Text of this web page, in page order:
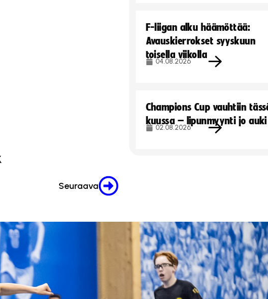
Seuraava
F-liigan alku häämöttää:
Avauskierrokset syyskuun
toisella viikolla
04.08.2026
Champions Cup vauhtiin
kuussa – lipunmyynti jo auki
02.08.2026